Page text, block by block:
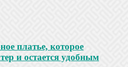
платье, которое
и остается удобным